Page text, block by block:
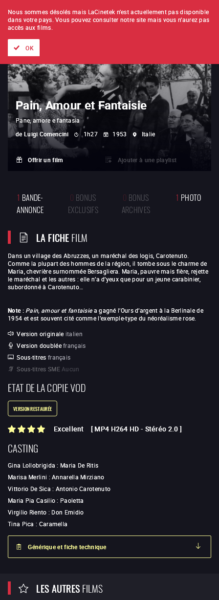
À L'UNITÉ ABONNEMENT
Pain, Amour et Fantaisie
Pane, amore e fantasia
de Luigi Comencini 1h27 1953 Italie
Offrir un film Ajouter à une playlist
1 BANDE-
ANNONCE
0 BONUS
EXCLUSIFS
0 BONUS
ARCHIVES
1 PHOTO
LA FICHEFILM
Dans un village des Abruzzes, un maréchal des logis, Carotenuto.
Comme la plupart des hommes de la région, il tombe sous le charme de
Maria, chevrière surnommée Bersagliera. Maria, pauvre mais fière, rejette
le maréchal et les autres : elle n’a d’yeux que pour un jeune carabinier,
subordonné à Carotenuto…
Note : Pain, amour et fantaisiea gagné l’Ours d’argent à la Berlinale de
1954 et est souvent cité comme l’exemple-type du néoréalisme rose.
Version originale italien
Version doublée français
Sous-titres français
Sous-titres SME Aucun
ETAT DE LA COPIE VOD
VERSION RESTAURÉE
Excellent [ MP4 H264 HD - Stéréo 2.0 ]
CASTING
Gina Lollobrigida : Maria De Ritis
Marisa Merlini :Annarella Mirziano
Vittorio De Sica : Antonio Carotenuto
Maria Pia Casilio: Paoletta
Virgilio Riento : Don Emidio
Tina Pica : Caramella
Générique et fiche technique
LES AUTRESFILMS
Nous sommes désolés mais LaCinetek n'est actuellement pas disponible
dans votre pays. Vous pouvez consulter notre site mais vous n'aurez pas
accès aux films.
OK